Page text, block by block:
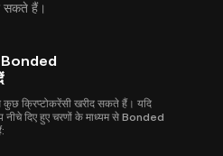
सकते हैं।
Bonded
कुछ क्रिप्टोकरेंसी खरीद सकते हैं। यदि
नीचे दिए हुए चरणों के माध्यम से Bonded